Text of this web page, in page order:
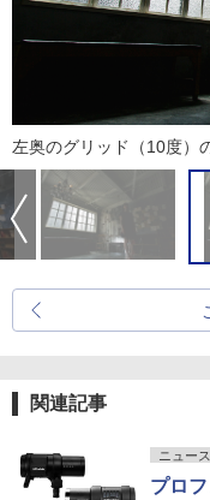
左奥のグリッド（10度）
関連記事
ニュース
プロ